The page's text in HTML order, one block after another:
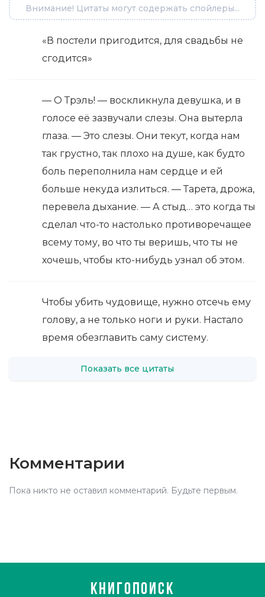
Внимание! Цитаты могут содержать спойлеры...
«В постели пригодится, для свадьбы не
сгодится»
— О Трэль! — воскликнула девушка, и в
голосе её зазвучали слезы. Она вытерла
глаза. — Это слезы. Они текут, когда нам
так грустно, так плохо на душе, как будто
боль переполнила нам сердце и ей
больше некуда излиться. — Тарета, дрожа,
перевела дыхание. — А стыд… это когда ты
сделал что-то настолько противоречащее
всему тому, во что ты веришь, что ты не
хочешь, чтобы кто-нибудь узнал об этом.
Чтобы убить чудовище, нужно отсечь ему
голову, а не только ноги и руки. Настало
время обезглавить саму систему.
Показать все цитаты
Комментарии
Пока никто не оставил комментарий. Будьте первым.
КНИГОПОИСК